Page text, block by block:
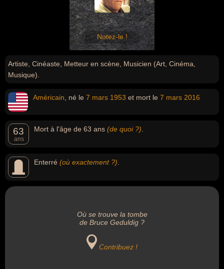
Notez-le !
Artiste, Cinéaste, Metteur en scène, Musicien (Art, Cinéma,
Musique).
Américain , né le 7 mars 1953 et mort le 7 mars 2016
63
ans
Mort à l'âge de 63 ans (de quoi ?)
Enterré (où exactement ?)
Où se trouve la tombe
de Bruce Geduldig ?
Contribuez !